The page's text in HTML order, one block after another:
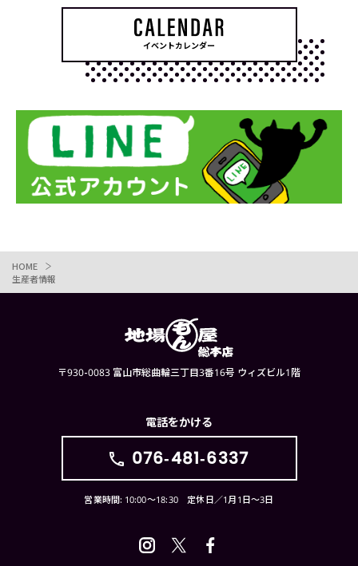
イベントカレンダー
HOME
生産者情報
〒930-0083 富山市総曲輪三丁目3番16号 ウィズビル1階
電話をかける
076-481-6337
営業時間: 10:00〜18:30 定休日／1月1日〜3日